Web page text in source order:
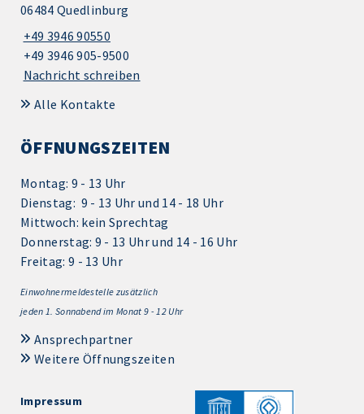
06484 Quedlinburg
+49 3946 90550
+49 3946 905-9500
Nachricht schreiben
Alle Kontakte
ÖFFNUNGSZEITEN
Montag: 9 - 13 Uhr
Dienstag: 9 - 13 Uhr und 14 - 18 Uhr
Mittwoch: kein Sprechtag
Donnerstag: 9 - 13 Uhr und 14 - 16 Uhr
Freitag: 9 - 13 Uhr
Einwohnermeldestelle zusätzlich
jeden 1. Sonnabend im Monat 9 - 12 Uhr
Ansprechpartner
Weitere Öffnungszeiten
Impressum